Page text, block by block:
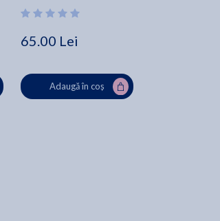
65.00 Lei
Adaugă în coș